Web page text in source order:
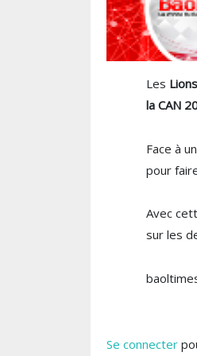
Les
la CAN
Face à
pour
Avec
sur les
Se connecter